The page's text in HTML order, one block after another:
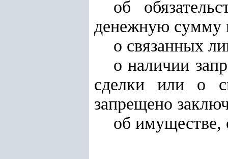
об
денежную сумму
о связанных
о наличии
сделки или о
запрещено
об имуществе,